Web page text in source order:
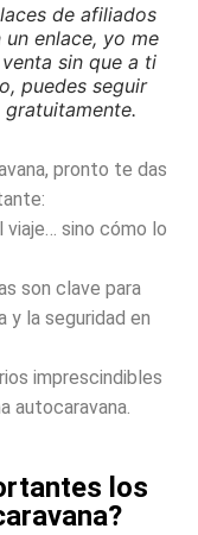
de afiliados
enlace, yo me
sin que a ti
puedes seguir
pronto te das
viaje… sino cómo lo
son clave para
y la seguridad en
imprescindibles
autocaravana.
los